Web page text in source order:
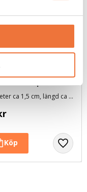
Fun Tuggben
Diameter ca 1,5 cm, längd ca 17 cm